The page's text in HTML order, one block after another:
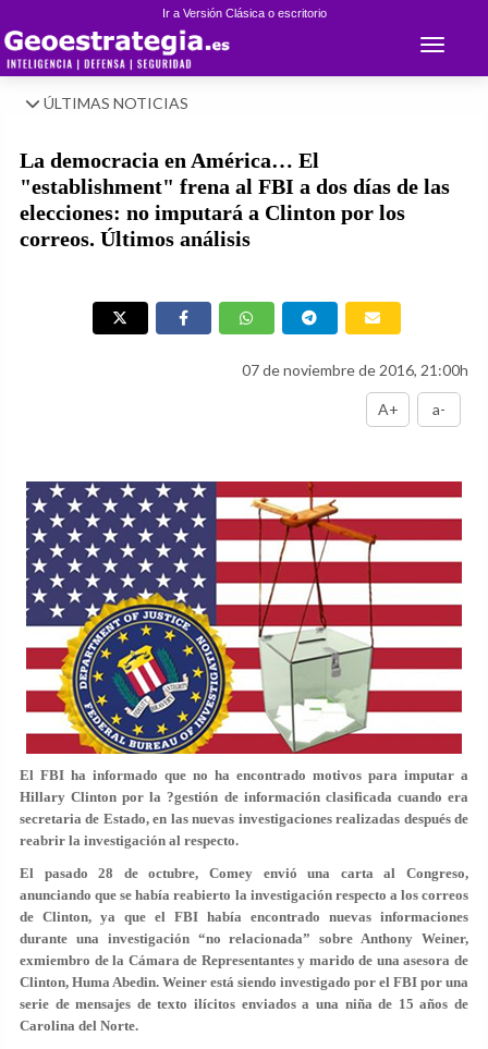
Ir a Versión Clásica o escritorio
Toggle
ÚLTIMAS NOTICIAS
La democracia en América… El
"establishment" frena al FBI a dos días de las
elecciones: no imputará a Clinton por los
correos. Últimos análisis
07 de noviembre de 2016, 21:00h
A+ a-
El FBI ha informado que no ha encontrado motivos para imputar a
Hillary Clinton por la ?gestión de información clasificada cuando era
secretaria de Estado, en las nuevas investigaciones realizadas después de
reabrir la investigación al respecto.
El pasado 28 de octubre, Comey envió una carta al Congreso,
anunciando que se había reabierto la investigación respecto a los correos
de Clinton, ya que el FBI había encontrado nuevas informaciones
durante una investigación “no relacionada” sobre Anthony Weiner,
exmiembro de la Cámara de Representantes y marido de una asesora de
Clinton, Huma Abedin. Weiner está siendo investigado por el FBI por una
serie de mensajes de texto ilícitos enviados a una niña de 15 años de
Carolina del Norte.